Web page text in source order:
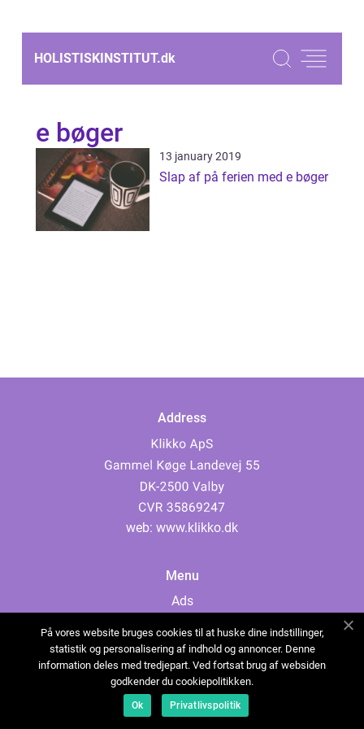
HOLISTISKINSTITUT.dk
e bøger
13 january 2019
Slap af på ferien med e bøger
Address
web: www.klikko.dk
Menu
Ads
Cookies
Contact
Sitemap
På vores website bruges cookies til at huske dine indstillinger,
statistik og personalisering af indhold og annoncer. Denne
information deles med tredjepart. Ved fortsat brug af websiden
godkender du cookiepolitikken.
Ok Privatlivspolitik